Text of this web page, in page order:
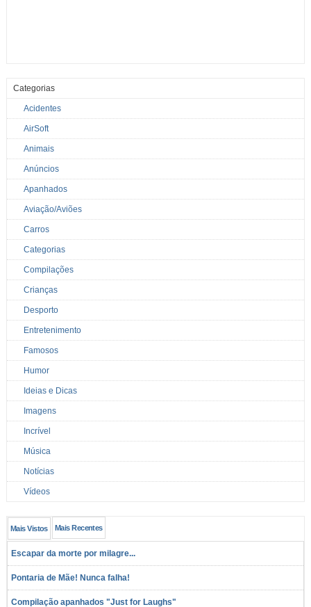
Categorias
Acidentes
AirSoft
Animais
Anúncios
Apanhados
Aviação/Aviões
Carros
Categorias
Compilações
Crianças
Desporto
Entretenimento
Famosos
Humor
Ideias e Dicas
Imagens
Incrível
Música
Notícias
Vídeos
Mais Vistos Mais Recentes
Escapar da morte por milagre...
Pontaria de Mãe! Nunca falha!
Compilação apanhados "Just for Laughs"